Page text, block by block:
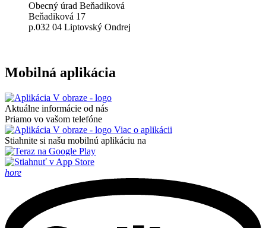
Obecný úrad Beňadiková
​Beňadiková 17
p.032 04 Liptovský Ondrej
Mobilná aplikácia
Aktuálne informácie od nás
Priamo vo vašom telefóne
Viac o aplikácii
Stiahnite si našu mobilnú aplikáciu na
hore